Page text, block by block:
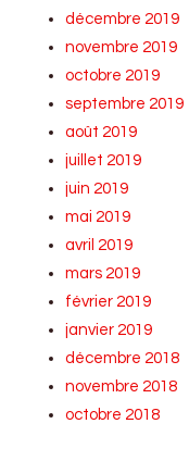
décembre 2019
novembre 2019
octobre 2019
septembre 2019
août 2019
juillet 2019
juin 2019
mai 2019
avril 2019
mars 2019
février 2019
janvier 2019
décembre 2018
novembre 2018
octobre 2018